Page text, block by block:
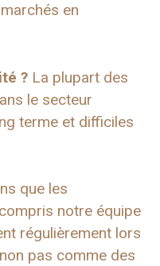
en
? La plupart des
le secteur
terme et difficiles
que les
notre équipe
régulièrement lors
pas comme des